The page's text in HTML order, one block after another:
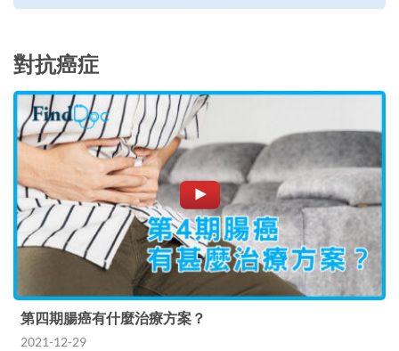
對抗癌症
第四期腸癌有什麼治療方案？
2021-12-29